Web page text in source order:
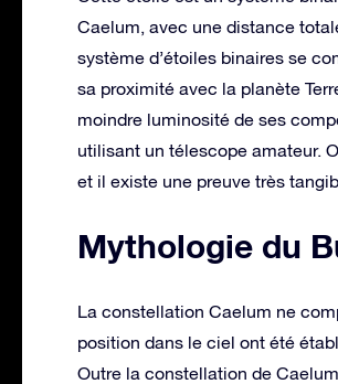
Caelum, avec une distance
système d’étoiles binaires se
sa proximité avec la planète
moindre luminosité de ses
utilisant un télescope amateur.
et il existe une preuve très
Mythologie du
La constellation Caelum ne
position dans le ciel ont été
Outre la constellation de